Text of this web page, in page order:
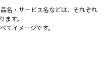
名・サービス名などは、それぞれ
す。
てイメージです。